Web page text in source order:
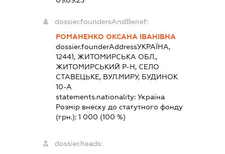
dossier.foundersAndBenef:
РОМАНЕНКО ОКСАНА ІВАНІВНА
dossier.founderAddressУКРАЇНА,
12441, ЖИТОМИРСЬКА ОБЛ.,
ЖИТОМИРСЬКИЙ Р-Н, СЕЛО
СТАВЕЦЬКЕ, ВУЛ.МИРУ, БУДИНОК
10-А
statements.nationality:Україна
Розмір внеску до статутного фонду
(грн.):1 000 (100 %)
dossier.heads: